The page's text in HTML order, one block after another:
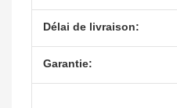
Délai de livraison:
Garantie: